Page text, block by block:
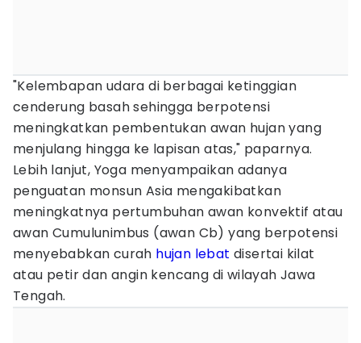
"Kelembapan udara di berbagai ketinggian
cenderung basah sehingga berpotensi
meningkatkan pembentukan awan hujan yang
menjulang hingga ke lapisan atas," paparnya.
Lebih lanjut, Yoga menyampaikan adanya
penguatan monsun Asia mengakibatkan
meningkatnya pertumbuhan awan konvektif atau
awan Cumulunimbus (awan Cb) yang berpotensi
menyebabkan curah hujan lebat disertai kilat
atau petir dan angin kencang di wilayah Jawa
Tengah.